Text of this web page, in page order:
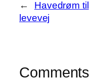
←
Havedrøm til
levevej
Comments